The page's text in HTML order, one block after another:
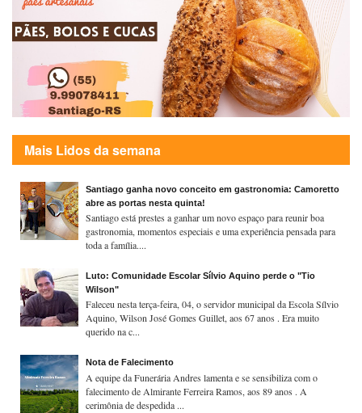
Mais Lidos da semana
Santiago ganha novo conceito em gastronomia: Camoretto
abre as portas nesta quinta!
Santiago está prestes a ganhar um novo espaço para reunir boa
gastronomia, momentos especiais e uma experiência pensada para
toda a família....
Luto: Comunidade Escolar Sílvio Aquino perde o "Tio
Wilson"
Faleceu nesta terça-feira, 04, o servidor municipal da Escola Sílvio
Aquino, Wilson José Gomes Guillet, aos 67 anos . Era muito
querido na c...
Nota de Falecimento
A equipe da Funerária Andres lamenta e se sensibiliza com o
falecimento de Almirante Ferreira Ramos, aos 89 anos . A
cerimônia de despedida ...